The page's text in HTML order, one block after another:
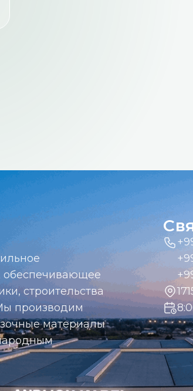
обеспечивающее
строительства
производим
материалы